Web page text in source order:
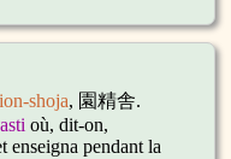
shoja, 園精舎.
où, dit-on,
enseigna pendant la